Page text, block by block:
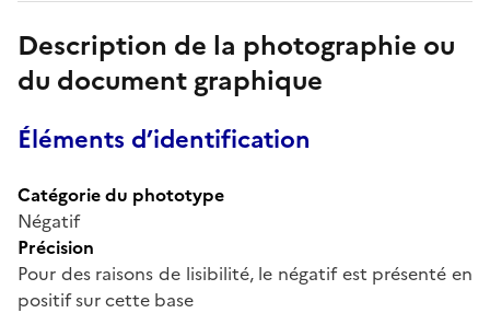
Description de la photographie ou
du document graphique
Éléments d’identification
Catégorie du phototype
Négatif
Précision
Pour des raisons de lisibilité, le négatif est présenté en
positif sur cette base